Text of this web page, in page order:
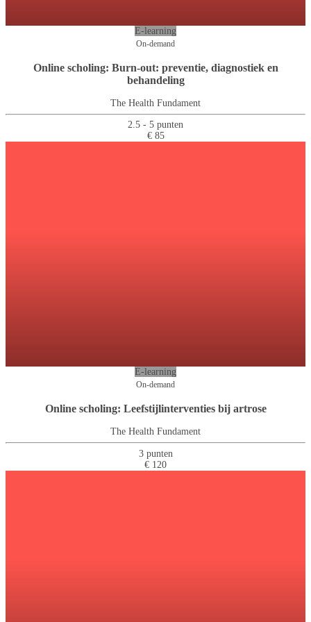
E-learning
On-demand
Online scholing: Burn-out: preventie, diagnostiek en
behandeling
The Health Fundament
2.5 - 5 punten
€ 85
E-learning
On-demand
Online scholing: Leefstijlinterventies bij artrose
The Health Fundament
3 punten
€ 120